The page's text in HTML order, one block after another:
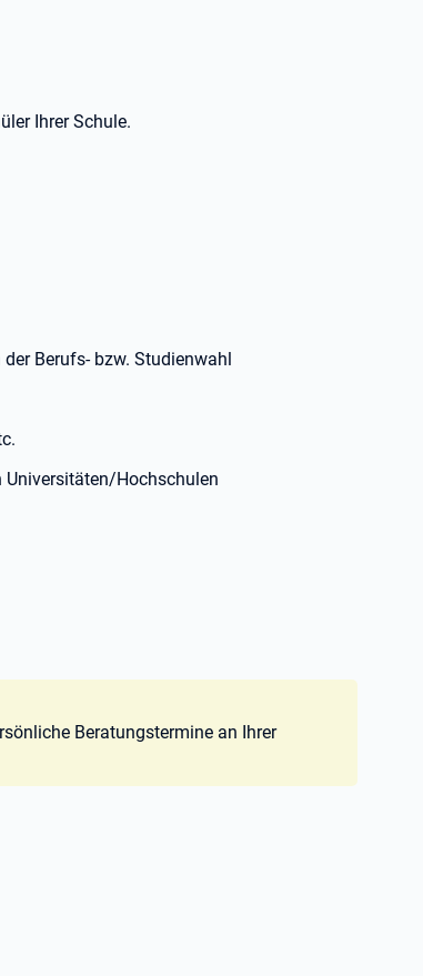
Ihrer Schule.
Berufs- bzw. Studienwahl
Hochschulen
Beratungstermine an Ihrer